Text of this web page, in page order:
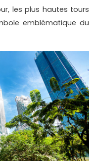
les plus hautes tours
emblématique du